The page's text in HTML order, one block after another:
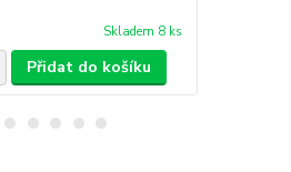
Skladem 8 ks
Přidat do košíku